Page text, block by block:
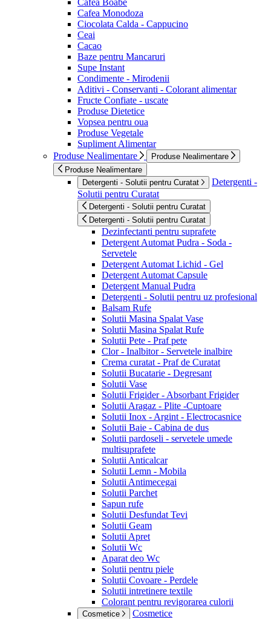
Cafea Monodoza
Ciocolata Calda - Cappucino
Ceai
Cacao
Baze pentru Mancaruri
Supe Instant
Condimente - Mirodenii
Aditivi - Conservanti - Colorant alimentar
Fructe Confiate - uscate
Produse Dietetice
Vopsea pentru oua
Produse Vegetale
Supliment Alimentar
Produse Nealimentare
Produse Nealimentare
Produse Nealimentare
Detergenti - Solutii pentru Curatat
Detergenti -
Solutii pentru Curatat
Detergenti - Solutii pentru Curatat
Detergenti - Solutii pentru Curatat
Dezinfectanti pentru suprafete
Detergent Automat Pudra - Soda -
Servetele
Detergent Automat Lichid - Gel
Detergent Automat Capsule
Detergent Manual Pudra
Detergenti - Solutii pentru uz profesional
Balsam Rufe
Solutii Masina Spalat Vase
Solutii Masina Spalat Rufe
Solutii Pete - Praf pete
Clor - Inalbitor - Servetele inalbire
Crema curatat - Praf de Curatat
Solutii Bucatarie - Degresant
Solutii Vase
Solutii Frigider - Absorbant Frigider
Solutii Aragaz - Plite -Cuptoare
Solutii Inox - Argint - Electrocasnice
Solutii Baie - Cabina de dus
Solutii pardoseli - servetele umede
multisuprafete
Solutii Anticalcar
Solutii Lemn - Mobila
Solutii Antimecegai
Solutii Parchet
Sapun rufe
Solutii Desfundat Tevi
Solutii Geam
Solutii Apret
Solutii Wc
Aparat deo Wc
Solutii pentru piele
Solutii Covoare - Perdele
Solutii intretinere textile
Colorant pentru revigorarea culorii
Cosmetice Cosmetice